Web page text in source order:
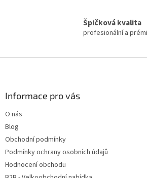
Špičková kvalita
profesionální a
Informace pro vás
O nás
Blog
Obchodní podmínky
Podmínky ochrany osobních údajů
Hodnocení obchodu